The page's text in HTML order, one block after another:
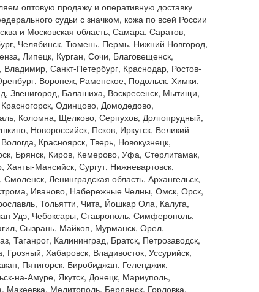
оптовую продажу и оперативную доставку
судьи с значком, кожа по всей России
и Московская область, Самара, Саратов,
Челябинск, Тюмень, Пермь, Нижний Новгород,
Липецк, Курган, Сочи, Благовещенск,
Владимир, Санкт-Петербург, Краснодар, Ростов-
Воронеж, Раменское, Подольск, Химки,
Звенигород, Балашиха, Воскресенск, Мытищи,
Одинцово, Домодедово,
Коломна, Щелково, Серпухов, Долгопрудный,
Новороссийск, Псков, Иркутск, Великий
Красноярск, Тверь, Новокузнецк,
Брянск, Киров, Кемерово, Уфа, Стерлитамак,
Ханты-Мансийск, Сургут, Нижневартовск,
Смоленск, Ленинградская область, Архангельск,
Иваново, Набережные Челны, Омск, Орск,
Тольятти, Чита, Йошкар Ола, Калуга,
Удэ, Чебоксары, Ставрополь, Симферополь,
Сызрань, Майкоп, Мурманск, Орел,
Таганрог, Калининград, Братск, Петрозаводск,
Грозный, Хабаровск, Владивосток, Уссурийск,
Пятигорск, Биробиджан, Геленджик,
на-Амуре, Якутск, Донецк, Мариуполь,
Макеевка, Мелитополь, Бердянск, Горловка,